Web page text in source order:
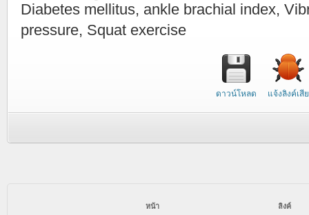
Diabetes mellitus, ankle brachial index,
pressure, Squat exercise
ดาวน์โหลด แจ้งลิงค์เสีย
หน้า ลิงค์